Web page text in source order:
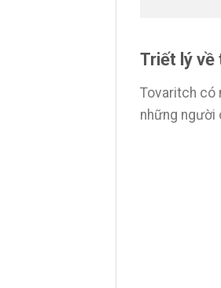
Triết lý về
Tovaritch có
những người